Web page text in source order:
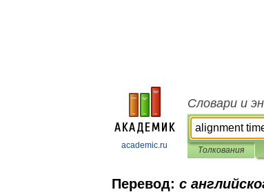
academic.ru
Словари и
Толкования
Перевод: с